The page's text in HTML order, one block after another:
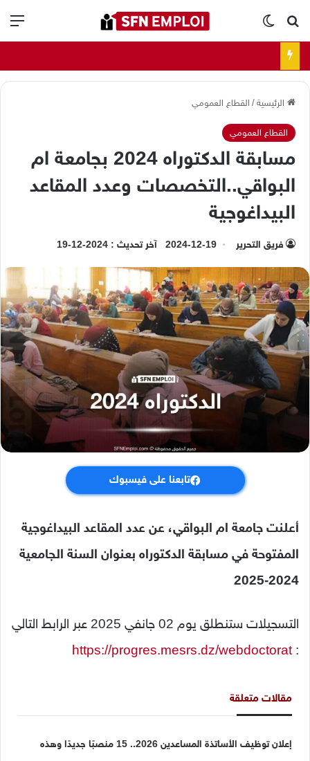
بحث عنالوضع المظلم
الرئيسية/ القطاع العمومي
القطاع العمومي
مسابقة الدكتوراه 2024 بجامعة ام
البواقي..التخصصات وعدد المقاعد
البيداغوجية
فريق التحرير 2024-12-19 آخر تحديث : 2024-12-19
تابعنا على فيسبوك
أعلنت جامعة ام البواقي، عن عدد المقاعد البيداغوجية
المفتوحة في مسابقة الدكتوراه بعنوان السنة الجامعية
2024-2025
التسجيلات ستنطلق يوم 02 جانفي 2025 عبر الرابط التالي
:
https://progres.mesrs.dz/webdoctorat
مقالات متعلقة
إعلان توظيف الأساتذة المساعدين 2026.. 15 منصبًا جديدًا وهذه